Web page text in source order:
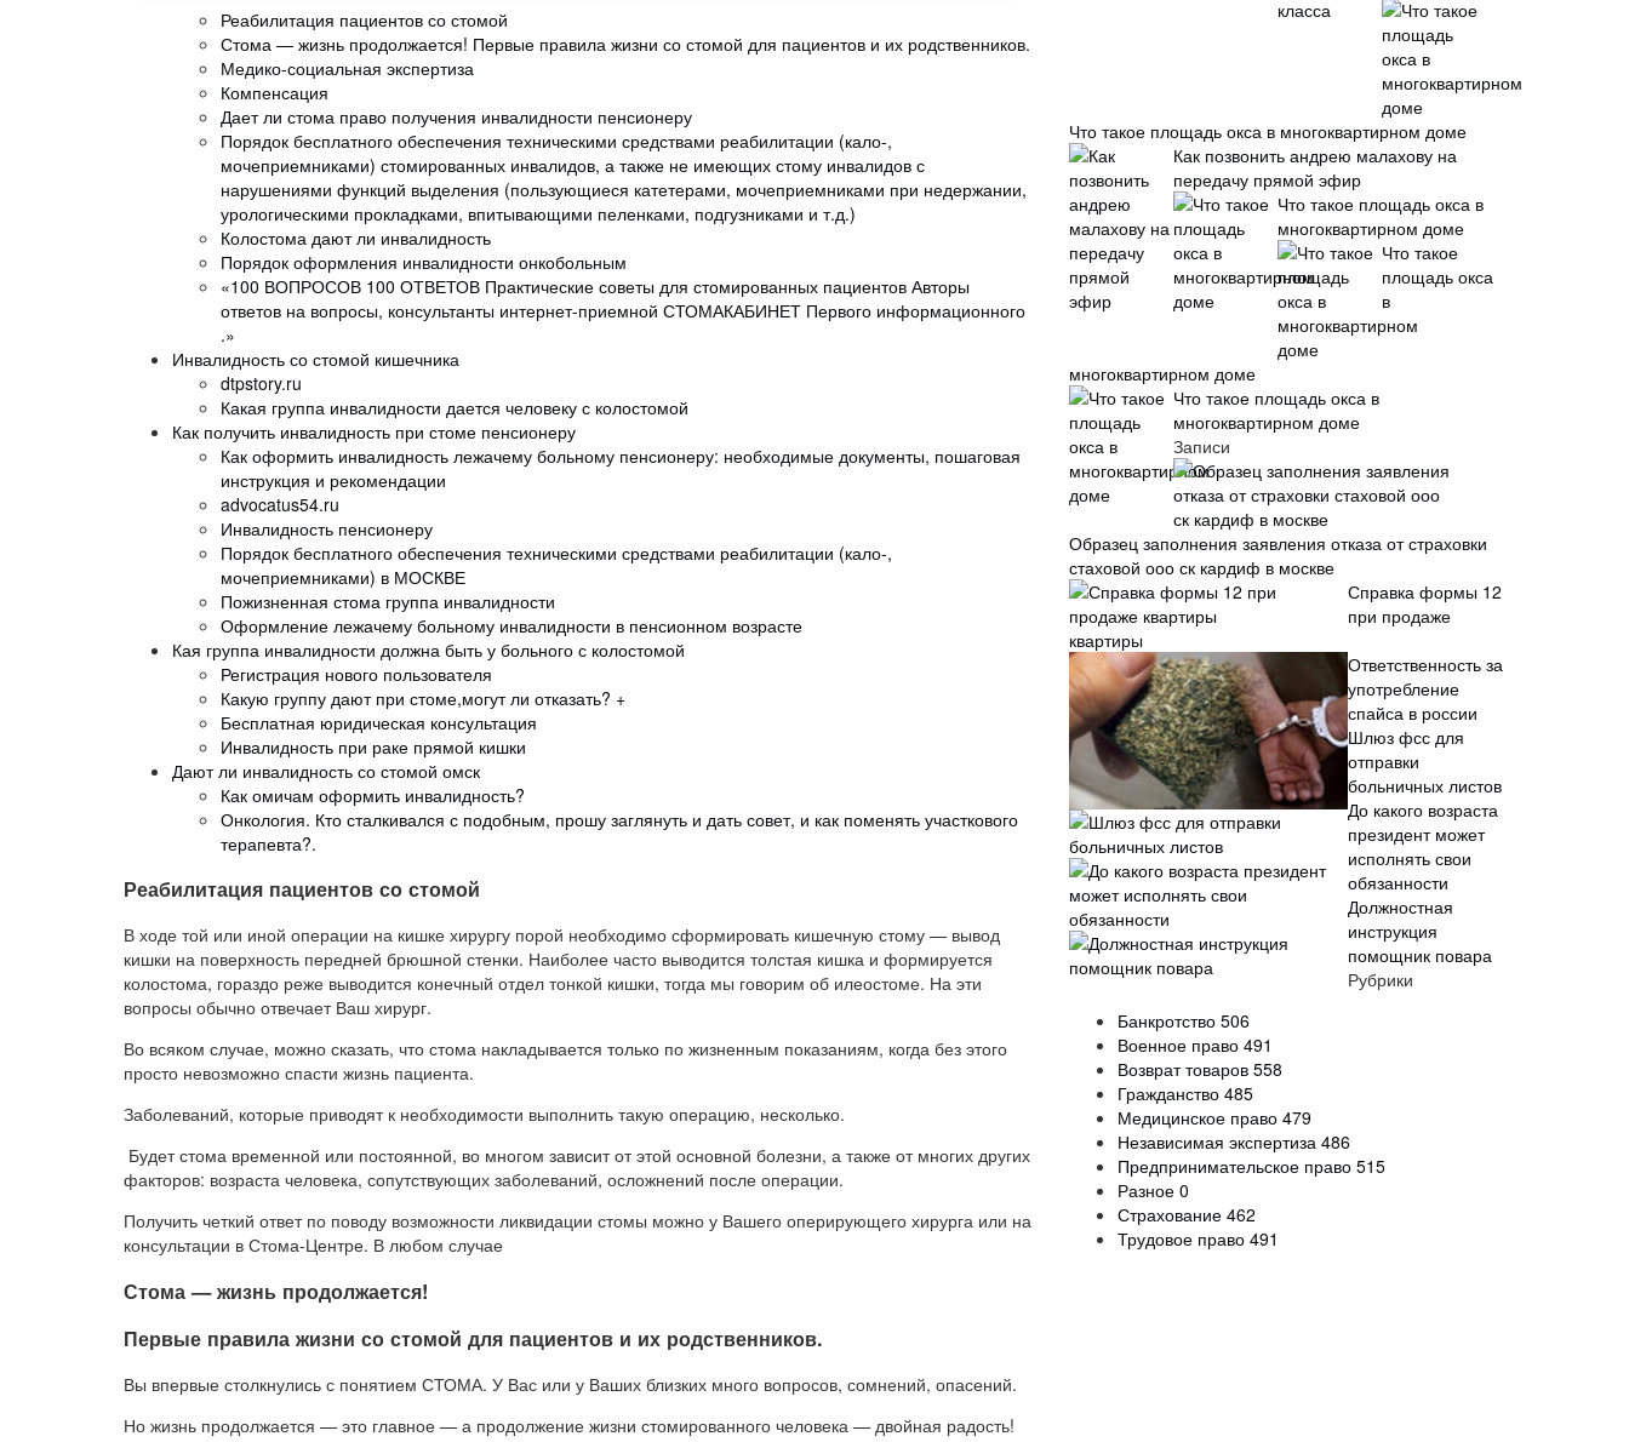
Реабилитация пациентов со стомой
Стома — жизнь продолжается! Первые правила жизни со стомой для пациентов и их родственников.
Медико-социальная экспертиза
Компенсация
Дает ли стома право получения инвалидности пенсионеру
Порядок бесплатного обеспечения техническими средствами реабилитации (кало-,
мочеприемниками) стомированных инвалидов, а также не имеющих стому инвалидов с
нарушениями функций выделения (пользующиеся катетерами, мочеприемниками при недержании,
урологическими прокладками, впитывающими пеленками, подгузниками и т.д.)
Колостома дают ли инвалидность
Порядок оформления инвалидности онкобольным
«100 ВОПРОСОВ 100 ОТВЕТОВ Практические советы для стомированных пациентов Авторы
ответов на вопросы, консультанты интернет-приемной СТОМАКАБИНЕТ Первого информационного
.»
Инвалидность со стомой кишечника
dtpstory.ru
Какая группа инвалидности дается человеку с колостомой
Как получить инвалидность при стоме пенсионеру
Как оформить инвалидность лежачему больному пенсионеру: необходимые документы, пошаговая
инструкция и рекомендации
advocatus54.ru
Инвалидность пенсионеру
Порядок бесплатного обеспечения техническими средствами реабилитации (кало-,
мочеприемниками) в МОСКВЕ
Пожизненная стома группа инвалидности
Оформление лежачему больному инвалидности в пенсионном возрасте
Кая группа инвалидности должна быть у больного с колостомой
Регистрация нового пользователя
Какую группу дают при стоме,могут ли отказать? +
Бесплатная юридическая консультация
Инвалидность при раке прямой кишки
Дают ли инвалидность со стомой омск
Как омичам оформить инвалидность?
Онкология. Кто сталкивался с подобным, прошу заглянуть и дать совет, и как поменять участкового
терапевта?.
Реабилитация пациентов со стомой
В ходе той или иной операции на кишке хирургу порой необходимо сформировать кишечную стому — вывод
кишки на поверхность передней брюшной стенки. Наиболее часто выводится толстая кишка и формируется
колостома, гораздо реже выводится конечный отдел тонкой кишки, тогда мы говорим об илеостоме. На эти
вопросы обычно отвечает Ваш хирург.
Во всяком случае, можно сказать, что стома накладывается только по жизненным показаниям, когда без этого
просто невозможно спасти жизнь пациента.
Заболеваний, которые приводят к необходимости выполнить такую операцию, несколько.
Будет стома временной или постоянной, во многом зависит от этой основной болезни, а также от многих других
факторов: возраста человека, сопутствующих заболеваний, осложнений после операции.
Получить четкий ответ по поводу возможности ликвидации стомы можно у Вашего оперирующего хирурга или на
консультации в Стома-Центре. В любом случае
Стома — жизнь продолжается!
Первые правила жизни со стомой для пациентов и их родственников.
Вы впервые столкнулись с понятием СТОМА. У Вас или у Ваших близких много вопросов, сомнений, опасений.
Но жизнь продолжается — это главное — а продолжение жизни стомированного человека — двойная радость!
Что такое площадь окса в многоквартирном доме
Как позвонить андрею малахову на
передачу прямой эфир
Что такое площадь окса в
многоквартирном доме
Что такое
площадь окса
в
многоквартирном доме
Что такое площадь окса в
многоквартирном доме
Записи
Образец заполнения заявления отказа от страховки
стаховой ооо ск кардиф в москве
Справка формы 12
при продаже
квартиры
Ответственность за
употребление
спайса в россии
Шлюз фсс для
отправки
больничных листов
До какого возраста
президент может
исполнять свои
обязанности
Должностная
инструкция
помощник повара
Рубрики
Банкротство 506
Военное право 491
Возврат товаров 558
Гражданство 485
Медицинское право 479
Независимая экспертиза 486
Предпринимательское право 515
Разное 0
Страхование 462
Трудовое право 491